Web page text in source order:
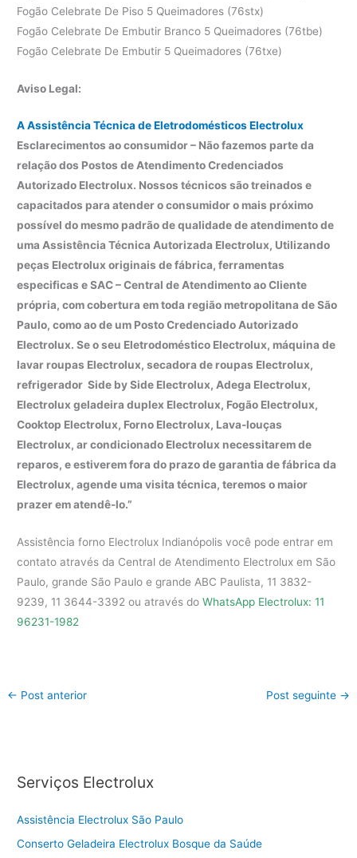
Fogão Celebrate De Piso 5 Queimadores (76stx)
Fogão Celebrate De Embutir Branco 5 Queimadores (76tbe)
Fogão Celebrate De Embutir 5 Queimadores (76txe)
Aviso Legal:
A Assistência Técnica de Eletrodomésticos Electrolux
Esclarecimentos ao consumidor – Não fazemos parte da
relação dos Postos de Atendimento Credenciados
Autorizado Electrolux. Nossos técnicos são treinados e
capacitados para atender o consumidor o mais próximo
possível do mesmo padrão de qualidade de atendimento de
uma Assistência Técnica Autorizada Electrolux, Utilizando
peças Electrolux originais de fábrica, ferramentas
especificas e SAC – Central de Atendimento ao Cliente
própria, com cobertura em toda região metropolitana de São
Paulo, como ao de um Posto Credenciado Autorizado
Electrolux. Se o seu Eletrodoméstico Electrolux, máquina de
lavar roupas Electrolux, secadora de roupas Electrolux,
refrigerador Side by Side Electrolux, Adega Electrolux,
Electrolux geladeira duplex Electrolux, Fogão Electrolux,
Cooktop Electrolux, Forno Electrolux, Lava-louças
Electrolux, ar condicionado Electrolux necessitarem de
reparos, e estiverem fora do prazo de garantia de fábrica da
Electrolux, agende uma visita técnica, teremos o maior
prazer em atendê-lo.”
Assistência forno Electrolux Indianópolis você pode entrar em
contato através da Central de Atendimento Electrolux em São
Paulo, grande São Paulo e grande ABC Paulista, 11 3832-
9239, 11 3644-3392 ou através doWhatsApp Electrolux: 11
96231-1982
← Post anterior Post seguinte →
Serviços Electrolux
Assistência Electrolux São Paulo
Conserto Geladeira Electrolux Bosque da Saúde